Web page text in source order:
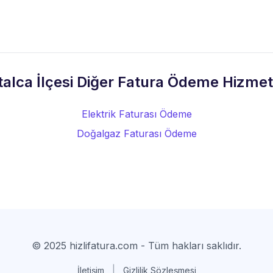
İlçesi Diğer Fatura Ödeme
Elektrik Faturası Ödeme
Doğalgaz Faturası Ödeme
© 2025 hizlifatura.com - Tüm hakları saklıdır.
İletişim Gizlilik Sözleşmesi